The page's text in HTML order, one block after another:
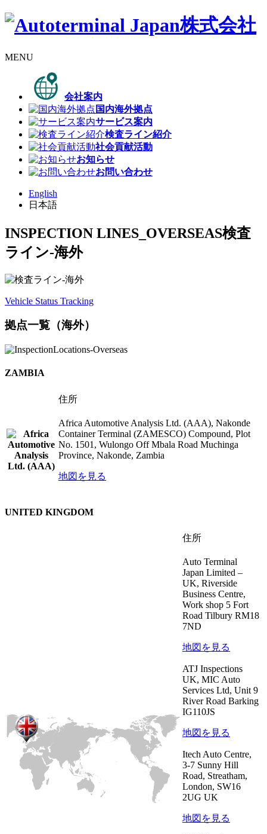
MENU
会社案内
国内海外拠点
サービス案内
検査ライン紹介
社会貢献活動
お知らせ
お問い合わせ
English
日本語
INSPECTION LINES_OVERSEAS検査
ライン-海外
Vehicle Status Tracking
拠点一覧（海外）
ZAMBIA
住所
Africa Automotive Analysis Ltd. (AAA), Nakonde
Container Terminal (ZAMESCO) Compound, Plot
No. 1501, Wulongo Off Mbala Road Muchinga
Province, Nakonde, Zambia
地図を見る
UNITED KINGDOM
住所
Auto Terminal
Japan Limited –
UK, Riverside
Business Centre,
Work shop 5 Fort
Road Tilbury RM18
7ND
地図を見る
ATJ Inspections
UK, MIC Auto
Services Ltd, Unit 9
River Road Barking
IG110JS
地図を見る
Itech Auto Centre,
3-7 Sunny Hill
Road, Streatham,
London, SW16
2UG UK
地図を見る